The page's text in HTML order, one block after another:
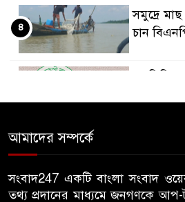
সমু‌দ্রে
চান
৪
ফ্যামিলি
ইউএনও
আমাদের সম্পর্কে
সংবাদ247 একটি বাংলা সংবাদ
তথ্য প্রদানের মাধ্যমে জনগণকে আপ-